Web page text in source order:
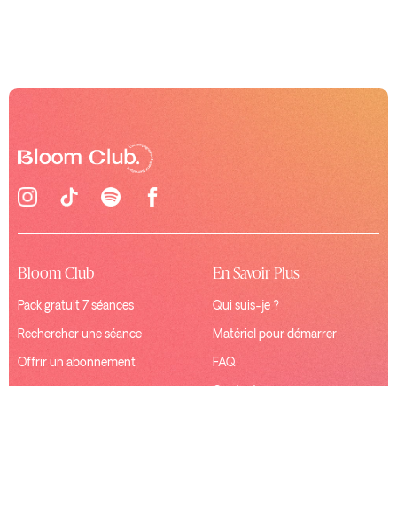
Bloom Club
Pack gratuit 7 séances
Rechercher une séance
Offrir un abonnement
En Savoir Plus
Qui suis-je ?
Matériel pour démarrer
FAQ